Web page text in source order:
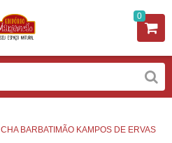
0
CHA BARBATIMÃO KAMPOS DE ERVAS